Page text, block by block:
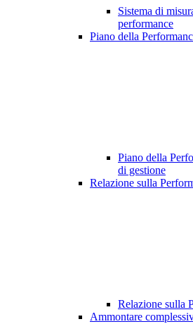
Sistema di
performance
Piano della
Piano della
di gestione
Relazione sulla
Relazione sulla
Ammontare